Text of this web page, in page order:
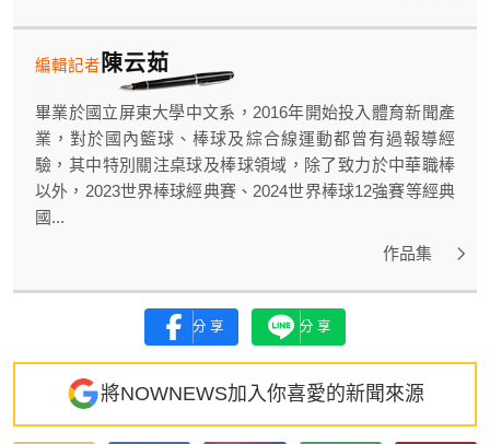
陳云茹
編輯記者
畢業於國立屏東大學中文系，2016年開始投入體育新聞產
業，對於國內籃球、棒球及綜合線運動都曾有過報導經
驗，其中特別關注桌球及棒球領域，除了致力於中華職棒
以外，2023世界棒球經典賽、2024世界棒球12強賽等經典
國...
作品集
分享 分享
將NOWNEWS加入你喜愛的新聞來源